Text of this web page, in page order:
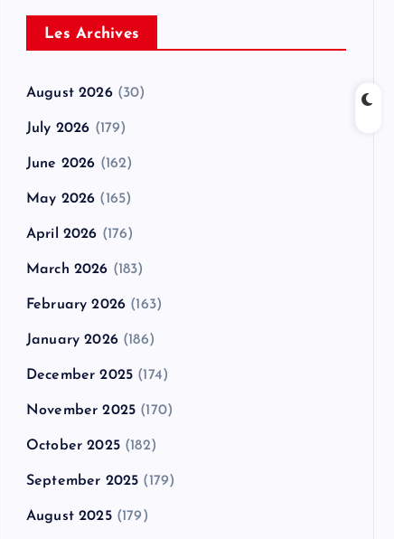
Les Archives
August 2026(30)
July 2026 (179)
June 2026 (162)
May 2026 (165)
April 2026 (176)
March 2026 (183)
February 2026 (163)
January 2026(186)
December 2025 (174)
November 2025 (170)
October 2025(182)
September 2025 (179)
August 2025(179)